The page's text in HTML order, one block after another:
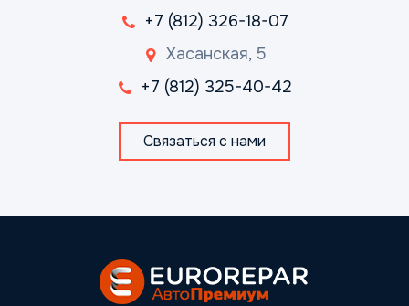
+7 (812) 326-18-07
Хасанская, 5
+7 (812) 325-40-42
Связаться с нами